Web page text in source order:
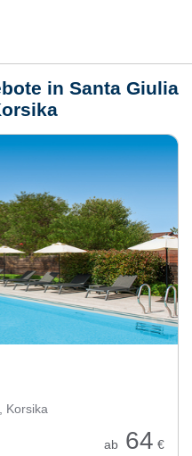
in Santa Giulia
Korsika
ab 64 €